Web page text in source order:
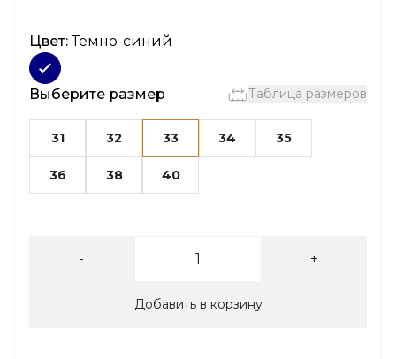
Цвет:Темно-синий
Выберите размер Таблица размеров
31 32 33 34 35
36 38 40
- +
Добавить в корзину